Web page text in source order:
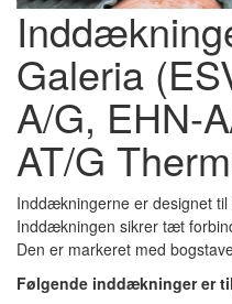
Galeria
A/G, EHN-
AT/G
Inddækningerne er designet
Inddækningen sikrer tæt
Den er markeret med
Følgende inddækninger er